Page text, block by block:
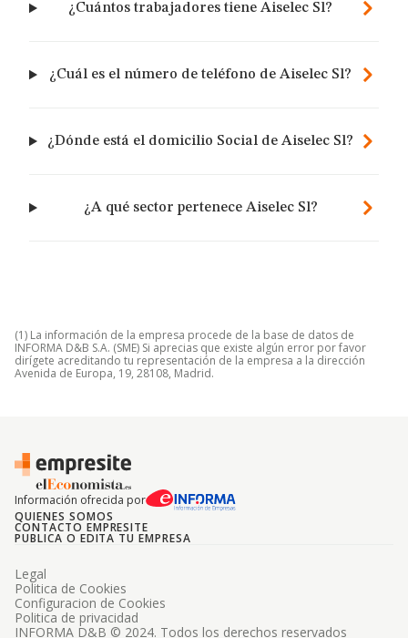
¿Cuántos trabajadores tiene Aiselec Sl?
¿Cuál es el número de teléfono de Aiselec Sl?
¿Dónde está el domicilio Social de Aiselec Sl?
¿A qué sector pertenece Aiselec Sl?
(1) La información de la empresa procede de la base de datos de
INFORMA D&B S.A. (SME) Si aprecias que existe algún error por favor
dirígete acreditando tu representación de la empresa a la dirección
Avenida de Europa, 19, 28108, Madrid.
Información ofrecida por
QUIENES SOMOS
CONTACTO EMPRESITE
PUBLICA O EDITA TU EMPRESA
INFORMA D&B © 2024. Todos los derechos reservados
Legal
Politica de Cookies
Configuracion de Cookies
Politica de privacidad